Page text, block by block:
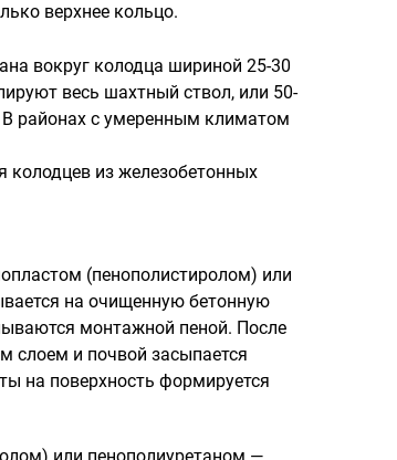
верхнее кольцо.
вокруг колодца шириной 25-30
весь шахтный ствол, или 50-
В районах с умеренным климатом
колодцев из железобетонных
(пенополистиролом) или
на очищенную бетонную
монтажной пеной. После
и почвой засыпается
на поверхность формируется